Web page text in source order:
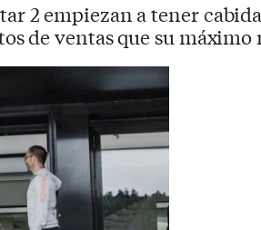
2 empiezan a tener
de ventas que su máximo